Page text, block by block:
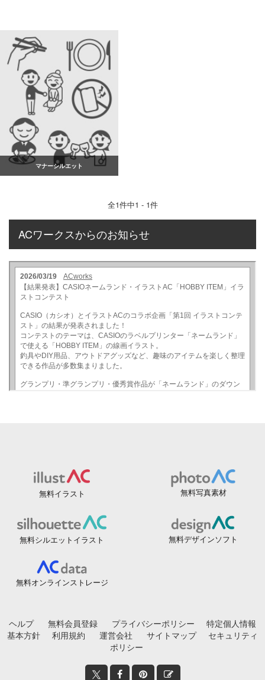
マナーシルエット
全1件中1 - 1件
ACワークスからのお知らせ
無料イラスト 無料写真素材
無料シルエットイラスト 無料デザインソフト
無料オンラインストレージ
ヘルプ 無料会員登録 プライバシーポリシー
特定個人情報
基本方針
利用規約 運営会社 サイトマップ
セキュリティ
ポリシー